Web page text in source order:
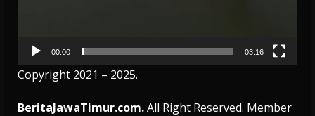
00:00 03:16
Copyright 2021 – 2025.
BeritaJawaTimur.com.All Right Reserved. Member